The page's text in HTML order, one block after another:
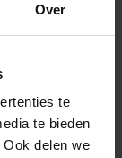
Over
te
te bieden
delen we